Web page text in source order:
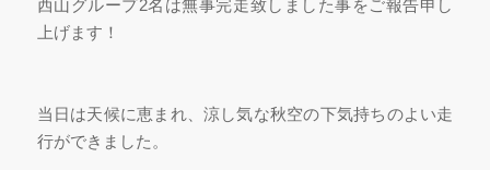
西山グループ2名は無事完走致しました事をご報告申し
上げます！
当日は天候に恵まれ、涼し気な秋空の下気持ちのよい走
行ができました。